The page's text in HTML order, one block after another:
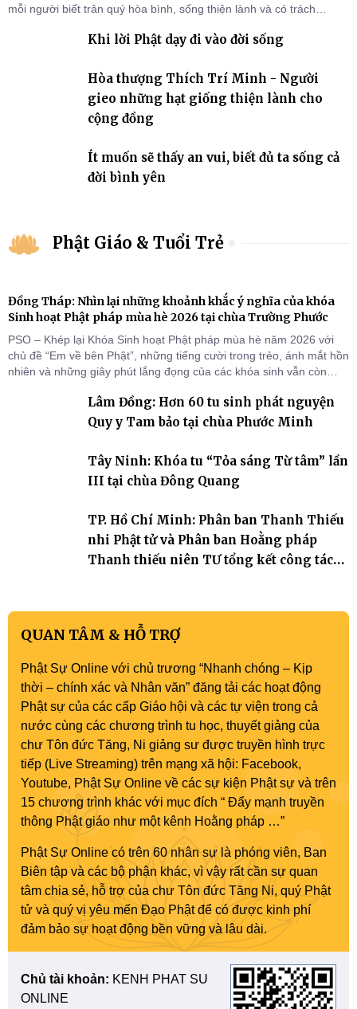
mỗi người biết trân quý hòa bình, sống thiện lành và có trách
Khi lời Phật dạy đi vào đời sống
Hòa thượng Thích Trí Minh - Người
gieo những hạt giống thiện lành cho
cộng đồng
Ít muốn sẽ thấy an vui, biết đủ ta sống cả
đời bình yên
Phật Giáo & Tuổi Trẻ
Đồng Tháp: Nhìn lại những khoảnh khắc ý nghĩa của khóa
Sinh hoạt Phật pháp mùa hè 2026 tại chùa Trường Phước
PSO – Khép lại Khóa Sinh hoạt Phật pháp mùa hè năm 2026 với
chủ đề “Em về bên Phật”, những tiếng cười trong trẻo, ánh mắt hồn
nhiên và những giây phút lắng đọng của các khóa sinh vẫn còn
Tháp). Những tuần tu học ngắn ngủi nhưng đã trở thành hành
trang quý báu, gieo những hạt giống thiện l
Lâm Đồng: Hơn 60 tu sinh phát nguyện
Quy y Tam bảo tại chùa Phước Minh
Tây Ninh: Khóa tu “Tỏa sáng Từ tâm” lần
III tại chùa Đông Quang
TP. Hồ Chí Minh: Phân ban Thanh Thiếu
nhi Phật tử và Phân ban Hoằng pháp
Thanh thiếu niên TƯ tổng kết công tác
QUAN TÂM & HỖ TRỢ
Phật Sự Online với chủ trương “Nhanh chóng – Kịp
thời – chính xác và Nhân văn” đăng tải các hoạt động
Phật sự của các cấp Giáo hội và các tự viện trong cả
nước cùng các chương trình tu học, thuyết giảng của
chư Tôn đức Tăng, Ni giảng sư được truyền hình trực
tiếp (Live Streaming) trên mạng xã hội: Facebook,
Youtube, Phật Sự Online về các sự kiện Phật sự và trên
15 chương trình khác với mục đích “ Đẩy mạnh truyền
thông Phật giáo như một kênh Hoằng pháp …”
Phật Sự Online có trên 60 nhân sự là phóng viên, Ban
Biên tập và các bộ phận khác, vì vậy rất cần sự quan
tâm chia sẻ, hỗ trợ của chư Tôn đức Tăng Ni, quý Phật
tử và quý vị yêu mến Đạo Phật để có được kinh phí
đảm bảo sự hoạt động bền vững và lâu dài.
Chủ tài khoản: KENH PHAT SU
ONLINE